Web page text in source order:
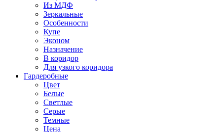
Из МДФ
Зеркальные
Особенности
Купе
Эконом
Назначение
В коридор
Для узкого коридора
Гардеробные
Цвет
Белые
Светлые
Серые
Темные
Цена